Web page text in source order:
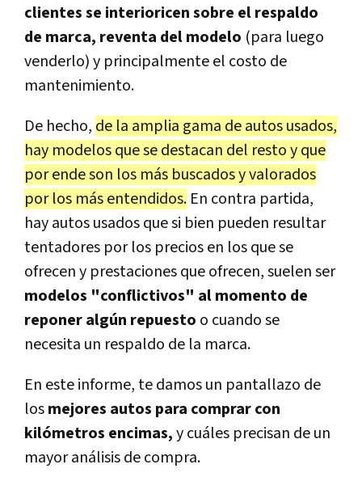
clientes se interioricen sobre el respaldo
de marca, reventa del modelo (para luego
venderlo) y principalmente el costo de
mantenimiento.
De hecho, de la amplia gama de autos usados,
hay modelos que se destacan del resto y que
por ende son los más buscados y valorados
por los más entendidos. En contra partida,
hay autos usados que si bien pueden resultar
tentadores por los precios en los que se
ofrecen y prestaciones que ofrecen, suelen ser
modelos "conflictivos" al momento de
reponer algún repuesto o cuando se
necesita un respaldo de la marca.
En este informe, te damos un pantallazo de
losmejores autos para comprar con
kilómetros encimas,y cuáles precisan de un
mayor análisis de compra.